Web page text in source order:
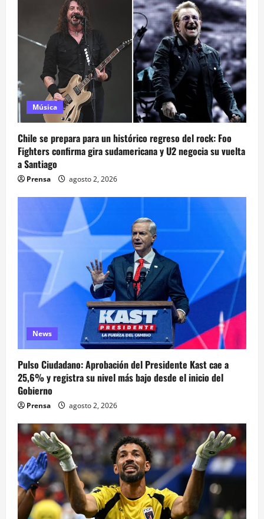
Música
Chile se prepara para un histórico regreso del rock: Foo
Fighters confirma gira sudamericana y U2 negocia su vuelta
a Santiago
Prensa agosto 2, 2026
News
Pulso Ciudadano: Aprobación del Presidente Kast cae a
25,6% y registra su nivel más bajo desde el inicio del
Gobierno
Prensa agosto 2, 2026